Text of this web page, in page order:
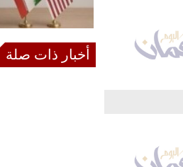
أخبار ذات صلة